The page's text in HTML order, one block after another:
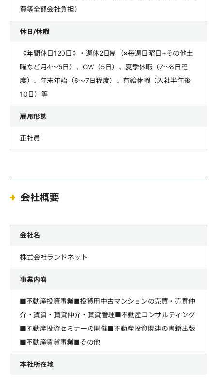
費等全額会社負担）
休日/休暇
《年間休日120日》・週休2日制（※毎週日曜日+その他土
曜など月4～5日）、GW（5日）、夏季休暇（7～8日程
度）、年末年始（6～7日程度）、有給休暇（入社半年後
10日）等
雇用形態
正社員
会社概要
会社名
株式会社ランドネット
事業内容
■不動産投資事業■投資用中古マンションの売買・売買仲
介・賃貸・賃貸仲介・賃貸管理■不動産コンサルティング
■不動産投資セミナーの開催■不動産投資関連の書籍出版
■不動産賃貸事業■その他
本社所在地